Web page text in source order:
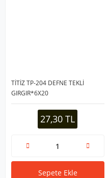
TİTİZ TP-204 DEFNE TEKLİ
GIRGIR*6X20
27,30 TL
Sepete Ekle